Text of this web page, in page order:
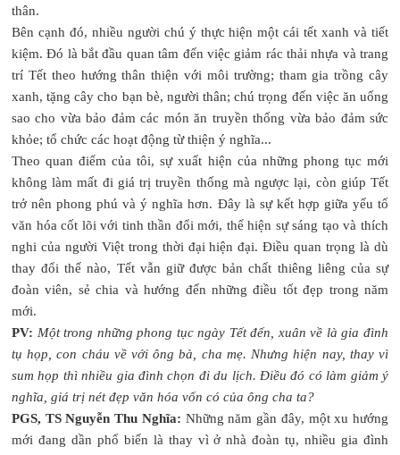
thân.
Bên cạnh đó, nhiều người chú ý thực hiện một cái tết xanh và tiết
kiệm. Đó là bắt đầu quan tâm đến việc giảm rác thải nhựa và trang
trí Tết theo hướng thân thiện với môi trường; tham gia trồng cây
xanh, tặng cây cho bạn bè, người thân; chú trọng đến việc ăn uống
sao cho vừa bảo đảm các món ăn truyền thống vừa bảo đảm sức
khỏe; tổ chức các hoạt động từ thiện ý nghĩa...
Theo quan điểm của tôi, sự xuất hiện của những phong tục mới
không làm mất đi giá trị truyền thống mà ngược lại, còn giúp Tết
trở nên phong phú và ý nghĩa hơn. Đây là sự kết hợp giữa yếu tố
văn hóa cốt lõi với tinh thần đổi mới, thể hiện sự sáng tạo và thích
nghi của người Việt trong thời đại hiện đại. Điều quan trọng là dù
thay đổi thế nào, Tết vẫn giữ được bản chất thiêng liêng của sự
đoàn viên, sẻ chia và hướng đến những điều tốt đẹp trong năm
mới.
PV: Một trong những phong tục ngày Tết đến, xuân về là gia đình
tụ họp, con cháu về với ông bà, cha mẹ. Nhưng hiện nay, thay vì
sum họp thì nhiều gia đình chọn đi du lịch. Điều đó có làm giảm ý
nghĩa, giá trị nét đẹp văn hóa vốn có của ông cha ta?
PGS, TS Nguyễn Thu Nghĩa: Những năm gần đây, một xu hướng
mới đang dần phổ biến là thay vì ở nhà đoàn tụ, nhiều gia đình